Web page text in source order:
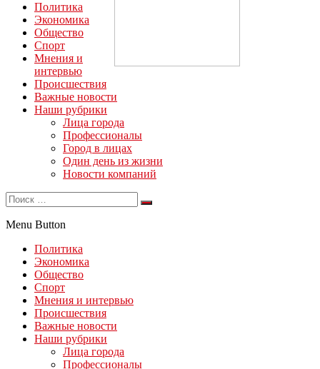
Политика
Экономика
Общество
Спорт
Мнения и
интервью
Происшествия
Важные новости
Наши рубрики
Лица города
Профессионалы
Город в лицах
Один день из жизни
Новости компаний
Menu Button
Политика
Экономика
Общество
Спорт
Мнения и интервью
Происшествия
Важные новости
Наши рубрики
Лица города
Профессионалы